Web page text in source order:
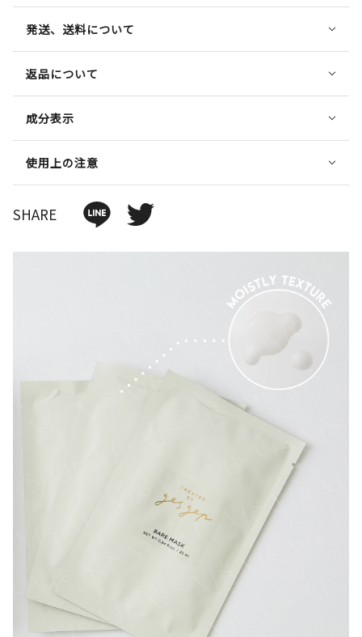
発送、送料について
返品について
成分表示
使用上の注意
SHARE